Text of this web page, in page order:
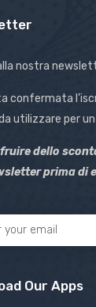
nostra
confermata
utilizzare per
dello
prima di
Our Apps